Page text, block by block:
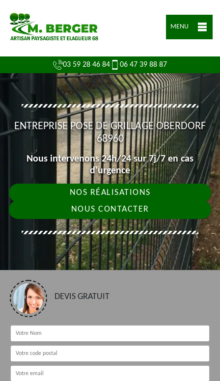
MENU
03 59 28 46 84 06 47 39 88 87
ENTREPRISE POSE DE GRILLAGE OBERDORF
68960
Nous intervenons 24h/24 sur 7j/7 en cas
d'urgence
NOS RÉALISATIONS
NOUS CONTACTER
DEVIS GRATUIT